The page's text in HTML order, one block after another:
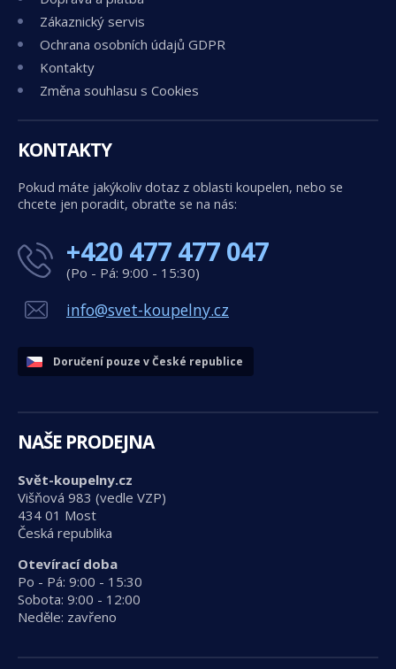
Zákaznický servis
Ochrana osobních údajů GDPR
Kontakty
Změna souhlasu s Cookies
KONTAKTY
Pokud máte jakýkoliv dotaz z oblasti koupelen, nebo se
chcete jen poradit, obraťte se na nás:
+420 477 477 047
(Po - Pá: 9:00 - 15:30)
info@svet-koupelny.cz
Doručení pouze v České republice
NAŠE PRODEJNA
Svět-koupelny.cz
Višňová 983 (vedle VZP)
434 01 Most
Česká republika
Otevírací doba
Po - Pá: 9:00 - 15:30
Sobota: 9:00 - 12:00
Neděle: zavřeno